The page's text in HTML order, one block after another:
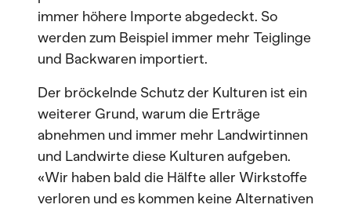
immer höhere Importe abgedeckt. So
werden zum Beispiel immer mehr Teiglinge
und Backwaren importiert.
Der bröckelnde Schutz der Kulturen ist ein
weiterer Grund, warum die Erträge
abnehmen und immer mehr Landwirtinnen
und Landwirte diese Kulturen aufgeben.
«Wir haben bald die Hälfte aller Wirkstoffe
verloren und es kommen keine Alternativen